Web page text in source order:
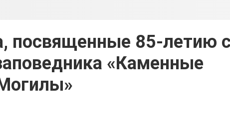
посвященные 85-летию
«Каменные